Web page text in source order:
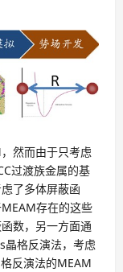
然而由于只考虑
过渡族金属的基
了多体屏蔽函
存在的这些
数，另一方面通
格反演法，考虑
反演法的MEAM